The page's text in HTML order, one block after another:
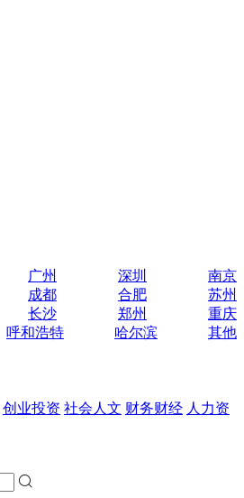
广州 深圳
南京
成都 合肥
苏州
长沙 郑州
重庆
呼和浩特 哈尔滨
其他
创业投资 社会人文 财务财经 人力资